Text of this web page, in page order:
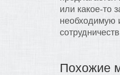
или какое-то
необходимую
Похожие